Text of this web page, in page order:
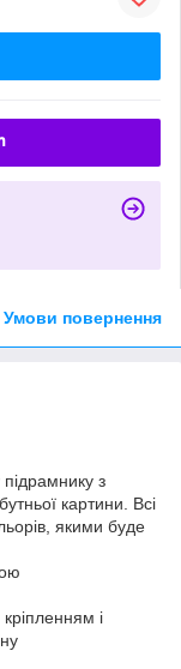
Умови повернення
з
картини. Всі
якими буде
і